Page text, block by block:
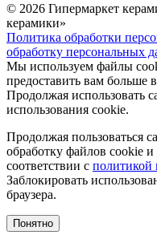
© 2026 Гипермаркет
керамики»
Политика обработки
обработку персональных
Мы используем файлы
предоставить вам больше
Продолжая использовать
использования cookie.
Продолжая пользоваться
обработку файлов cookie
соответствии с политикой
Заблокировать
браузера.
Понятно